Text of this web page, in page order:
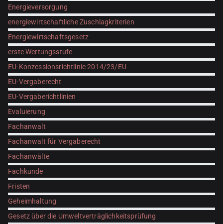
Energieversorgung
energiewirtschaftliche Zuschlagkriterien
Energiewirtschaftsgesetz
erste Wertungsstufe
EU-Konzessionsrichtlinie 2014/23/EU
EU-Vergaberecht
EU-Vergaberichtlinien
Evaluierung
Fachanwalt
Fachanwalt für Vergaberecht
Fachanwälte
Fachkunde
Fristen
Geheimhaltung
Gesetz über die Umweltverträglichkeitsprüfung